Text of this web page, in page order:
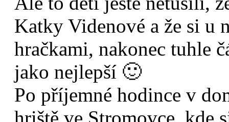
Katky Videnové a že si u
hračkami, nakonec tuhle
jako nejlepší 🙂
Po příjemné hodince v
hriště ve Stromovce, kde